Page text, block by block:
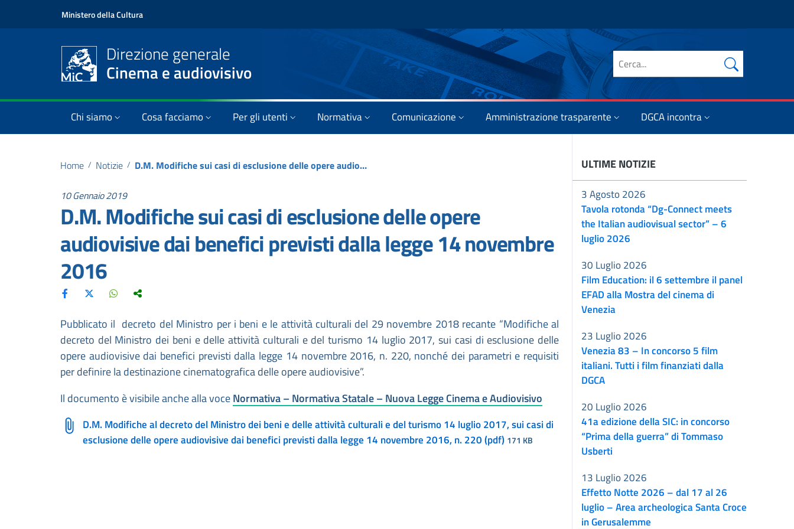
Ministero della Cultura
Direzione generale
Cinema e audiovisivo Cerca nel sito
Chi siamo Cosa facciamo Per gli utenti Normativa Comunicazione Amministrazione trasparente DGCA incontra
Home / Notizie / D.M. Modifiche sui casi di esclusione delle opere audiovisive dai benefici previsti dalla legge 14 novembre 2016
10 Gennaio 2019
D.M. Modifiche sui casi di esclusione delle opere
audiovisive dai benefici previsti dalla legge 14 novembre
2016
Pubblicato il decreto del Ministro per i beni e le attività culturali del 29 novembre 2018 recante “Modifiche al
decreto del Ministro dei beni e delle attività culturali e del turismo 14 luglio 2017, sui casi di esclusione delle
opere audiovisive dai benefici previsti dalla legge 14 novembre 2016, n. 220, nonché dei parametri e requisiti
per definire la destinazione cinematografica delle opere audiovisive”.
Il documento è visibile anche alla voceNormativa – Normativa Statale – Nuova Legge Cinema e Audiovisivo
D.M. Modifiche al decreto del Ministro dei beni e delle attività culturali e del turismo 14 luglio 2017, sui casi di
esclusione delle opere audiovisive dai benefici previsti dalla legge 14 novembre 2016, n. 220 (pdf) 171 KB
ULTIME NOTIZIE
Tavola rotonda “Dg-Connect meets
the Italian audiovisual sector” – 6
luglio 2026
3 Agosto 2026
Film Education: il 6 settembre il panel
EFAD alla Mostra del cinema di
Venezia
30 Luglio 2026
Venezia 83 – In concorso 5 film
italiani. Tutti i film finanziati dalla
DGCA
23 Luglio 2026
41a edizione della SIC: in concorso
“Prima della guerra” di Tommaso
Usberti
20 Luglio 2026
Effetto Notte 2026 – dal 17 al 26
luglio – Area archeologica Santa Croce
in Gerusalemme
13 Luglio 2026